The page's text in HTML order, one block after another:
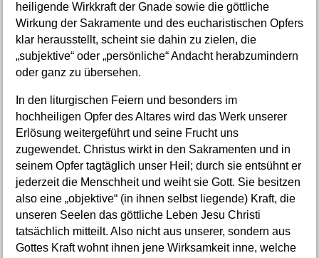
heiligende Wirkkraft der Gnade sowie die göttliche
Wirkung der Sakramente und des eucharistischen Opfers
klar herausstellt, scheint sie dahin zu zielen, die
„subjektive“ oder „persönliche“ Andacht herabzumindern
oder ganz zu übersehen.
In den liturgischen Feiern und besonders im
hochheiligen Opfer des Altares wird das Werk unserer
Erlösung weitergeführt und seine Frucht uns
zugewendet. Christus wirkt in den Sakramenten und in
seinem Opfer tagtäglich unser Heil; durch sie entsühnt er
jederzeit die Menschheit und weiht sie Gott. Sie besitzen
also eine „objektive“ (in ihnen selbst liegende) Kraft, die
unseren Seelen das göttliche Leben Jesu Christi
tatsächlich mitteilt. Also nicht aus unserer, sondern aus
Gottes Kraft wohnt ihnen jene Wirksamkeit inne, welche